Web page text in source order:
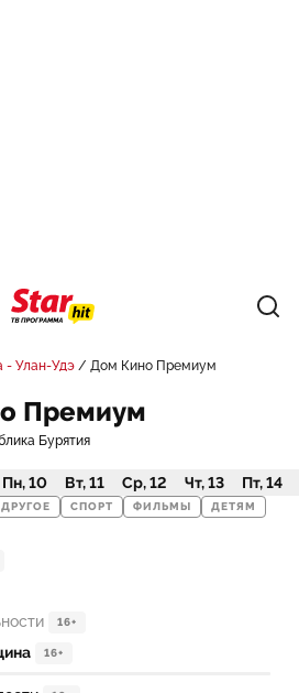
- Улан-Удэ Дом Кино Премиум
Премиум
Бурятия
Пн, 10 Вт, 11 Ср, 12 Чт, 13 Пт, 14
ДРУГОЕ СПОРТ ФИЛЬМЫ ДЕТЯМ
16+
16+